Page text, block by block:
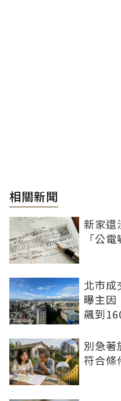
相關新聞
新家
「公
北市成
曝主因
飆到
別急著
符合條